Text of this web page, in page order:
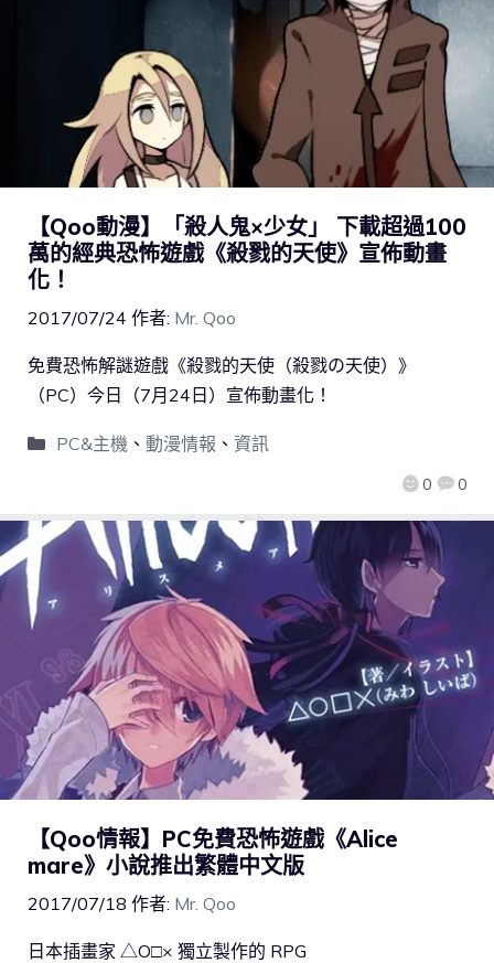
【Qoo動漫】「殺人鬼×少女」 下載超過100
萬的經典恐怖遊戲《殺戮的天使》宣佈動畫
化！
2017/07/24 作者: Mr. Qoo
0 0
免費恐怖解謎遊戲《殺戮的天使（殺戮の天使）》
（PC）今日（7月24日）宣佈動畫化！
PC&主機 、 動漫情報 、 資訊
【Qoo情報】PC免費恐怖遊戲《Alice
mare》小說推出繁體中文版
2017/07/18 作者: Mr. Qoo
日本插畫家 △O□× 獨立製作的 RPG